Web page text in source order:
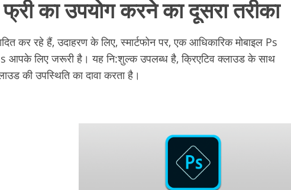
का उपयोग करने का दूसरा तरीका
कर रहे हैं, उदाहरण के लिए, स्मार्टफोन पर, एक आधिकारिक मोबाइल Ps
लिए जरूरी है। यह नि:शुल्क उपलब्ध है, क्रिएटिव क्लाउड के साथ
की उपस्थिति का दावा करता है।